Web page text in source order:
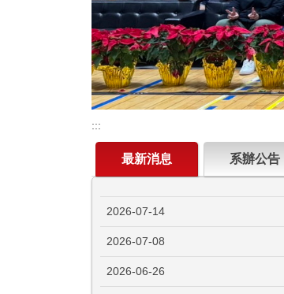
:::
最新消息 系辦公告
2026-07-14
2026-07-08
2026-06-26